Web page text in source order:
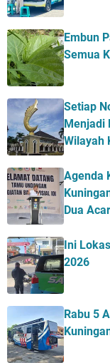
Embun
Semua
Setiap
Menjadi
Wilayah
Agenda
Dua
Ini
2026
Rabu 5